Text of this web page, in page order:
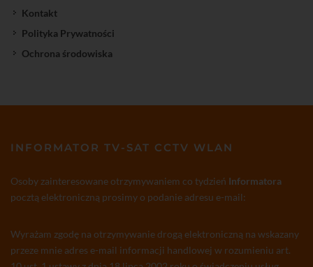
Kontakt
Polityka Prywatności
Ochrona środowiska
INFORMATOR TV-SAT CCTV WLAN
Osoby zainteresowane otrzymywaniem co tydzień Informatora
pocztą elektroniczną prosimy o podanie adresu e-mail:
Wyrażam zgodę na otrzymywanie drogą elektroniczną na wskazany
przeze mnie adres e-mail informacji handlowej w rozumieniu art.